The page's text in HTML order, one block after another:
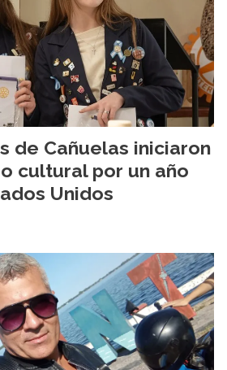
de Cañuelas iniciaron
cultural por un año
Unidos